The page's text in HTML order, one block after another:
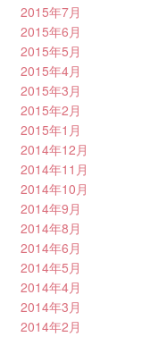
2015年7月
2015年6月
2015年5月
2015年4月
2015年3月
2015年2月
2015年1月
2014年12月
2014年11月
2014年10月
2014年9月
2014年8月
2014年6月
2014年5月
2014年4月
2014年3月
2014年2月